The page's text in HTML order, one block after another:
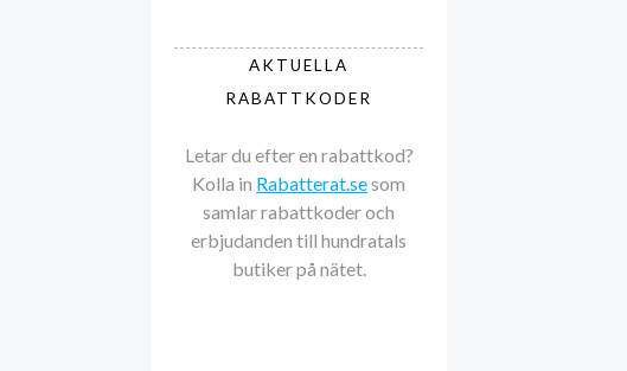
AKTUELLA
RABATTKODER
Letar du efter en rabattkod?
Kolla in Rabatterat.sesom
samlar rabattkoder och
erbjudanden till hundratals
butiker på nätet.